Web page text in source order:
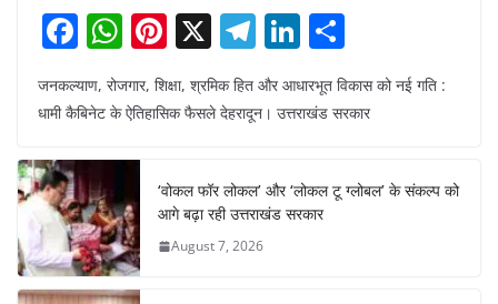
F
c
b
o
o
k
W
at
s
A
p
p
Pi
er
st
X T
el
e
a
m
Li
k
dI
n
h
ar
जनकल्याण, रोजगार, शिक्षा, श्रमिक हित और आधारभूत विकास को नई गति :
धामी कैबिनेट के ऐतिहासिक फैसले देहरादून। उत्तराखंड सरकार
‘वोकल फॉर लोकल’ और ‘लोकल टू ग्लोबल’ के संकल्प को
आगे बढ़ा रही उत्तराखंड सरकार
August 7, 2026